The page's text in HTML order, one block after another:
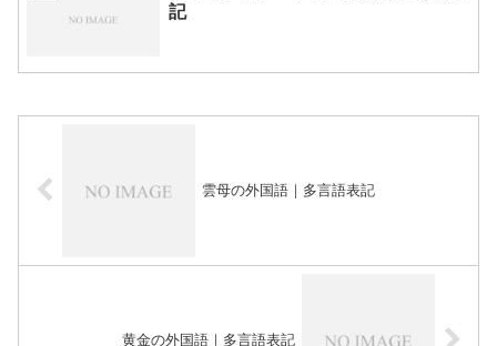
記
雲母の外国語｜多言語表記
黄金の外国語｜多言語表記